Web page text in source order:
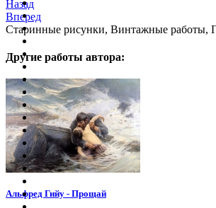
Назад
Вперед
Старинные рисунки, Винтажные работы,
Другие работы автора:
Альфред Гийу - Прощай